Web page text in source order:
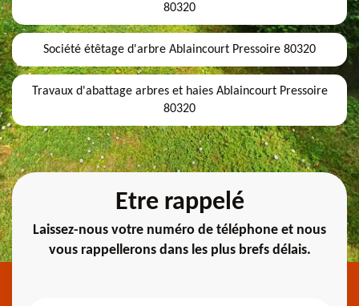
80320
Société étêtage d'arbre Ablaincourt Pressoire 80320
Travaux d'abattage arbres et haies Ablaincourt Pressoire
80320
Etre rappelé
Laissez-nous votre numéro de téléphone et nous
vous rappellerons dans les plus brefs délais.